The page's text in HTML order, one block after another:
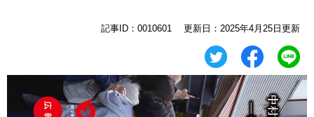
記事ID：0010601 更新日：2025年4月25日更新